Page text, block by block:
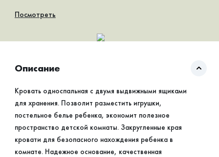
Посмотреть
Описание
Кровать односпальная с двумя выдвижными ящиками
для хранения. Позволит разместить игрушки,
постельное белье ребенка, экономит полезное
пространство детской комнаты. Закругленные края
кровати для безопасного нахождения ребенка в
комнате. Надежное основание, качественная